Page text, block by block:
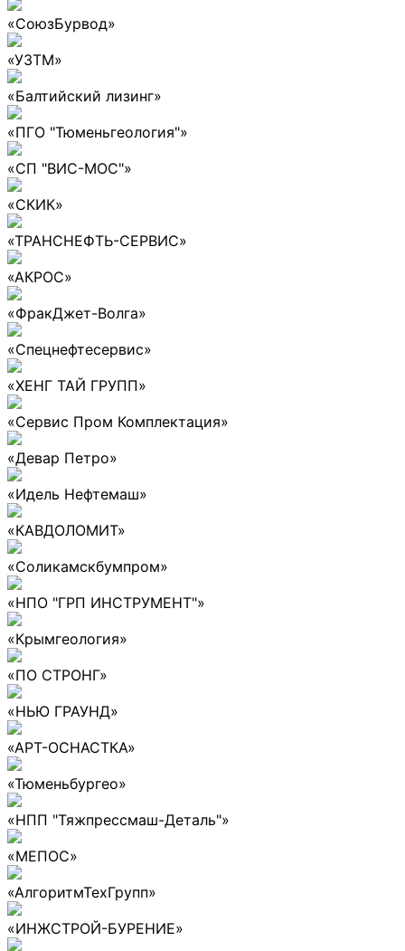
«СоюзБурвод»
«УЗТМ»
«Балтийский лизинг»
«ПГО "Тюменьгеология"»
«СП "ВИС-МОС"»
«СКИК»
«ТРАНСНЕФТЬ-СЕРВИС»
«АКРОС»
«ФракДжет-Волга»
«Спецнефтесервис»
«ХЕНГ ТАЙ ГРУПП»
«Сервис Пром Комплектация»
«Девар Петро»
«Идель Нефтемаш»
«КАВДОЛОМИТ»
«Соликамскбумпром»
«НПО "ГРП ИНСТРУМЕНТ"»
«Крымгеология»
«ПО СТРОНГ»
«НЬЮ ГРАУНД»
«АРТ-ОСНАСТКА»
«Тюменьбургео»
«НПП "Тяжпрессмаш-Деталь"»
«МЕПОС»
«АлгоритмТехГрупп»
«ИНЖСТРОЙ-БУРЕНИЕ»